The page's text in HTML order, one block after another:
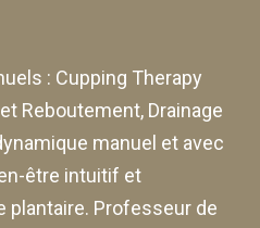
: Cupping Therapy
Reboutement, Drainage
manuel et avec
être intuitif et
plantaire. Professeur de